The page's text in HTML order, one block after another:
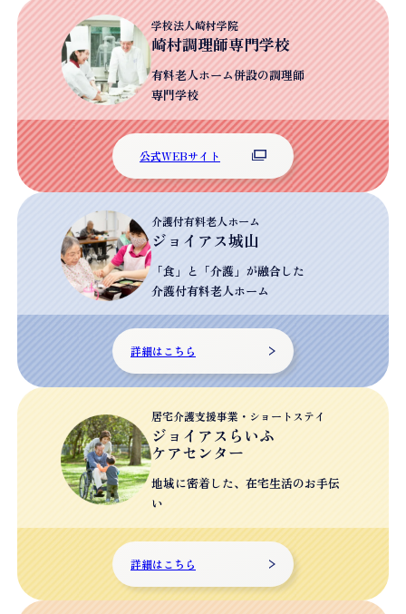
学校法人崎村学院
崎村調理師専門学校
有料老人ホーム併設の調理師
専門学校
公式WEBサイト
介護付有料老人ホーム
ジョイアス城山
「食」と「介護」が融合した
介護付有料老人ホーム
詳細はこちら
居宅介護支援事業・ショートステイ
ジョイアスらいふ
ケアセンター
地域に密着した、在宅生活のお手伝
い
詳細はこちら